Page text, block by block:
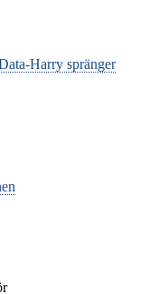
Harry spränger